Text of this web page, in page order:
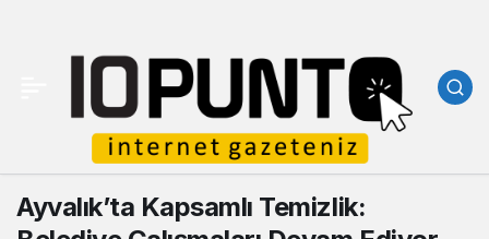
Ayvalık’ta Kapsamlı Temizlik: